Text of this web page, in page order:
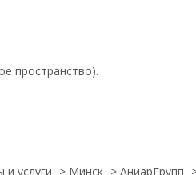
пространство).
услуги -> Минск -> АниарГрупп -